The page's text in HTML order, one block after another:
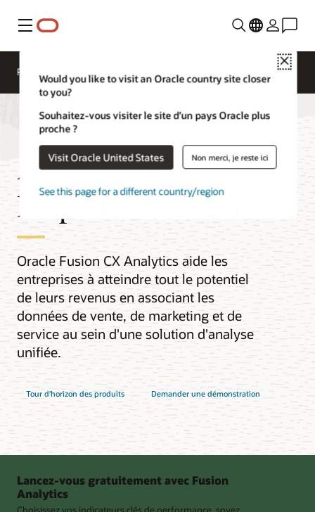
Menu
Close
Would you like to visit an Oracle country site closer
to you?
Souhaitez-vous visiter le site d’un pays Oracle plus
proche ?
Visit Oracle United States Non merci, je reste ici
See this page for a different country/region
Présentation
Analyses pour
l'expérience client
Oracle Fusion CX Analytics aide les
entreprises à atteindre tout le potentiel
de leurs revenus en associant les
données de vente, de marketing et de
service au sein d'une solution d'analyse
unifiée.
Tour d'horizon des produits Demander une démonstration
Lancez-vous gratuitement avec Fusion
Analytics